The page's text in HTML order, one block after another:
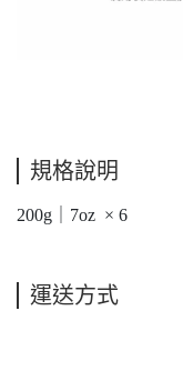
規格說明
200g｜7oz × 6
運送方式